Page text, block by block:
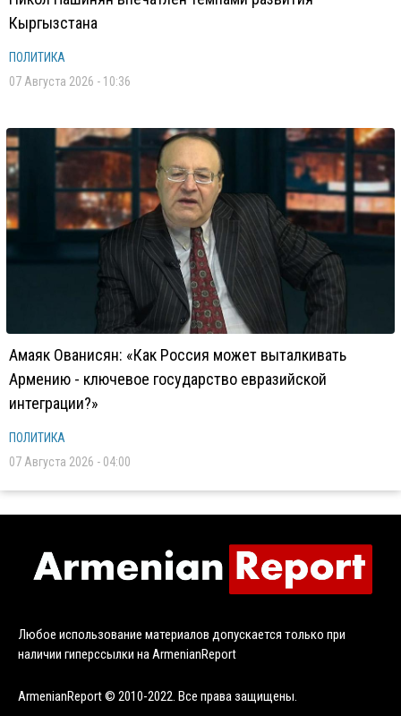
Кыргызстана
ПОЛИТИКА
07 Августа 2026 - 10:36
Амаяк Ованисян: «Как Россия может выталкивать
Армению - ключевое государство евразийской
интеграции?»
ПОЛИТИКА
07 Августа 2026 - 04:00
Любое использование материалов допускается только при
наличии гиперссылки на ArmenianReport
ArmenianReport © 2010-2022. Все права защищены.